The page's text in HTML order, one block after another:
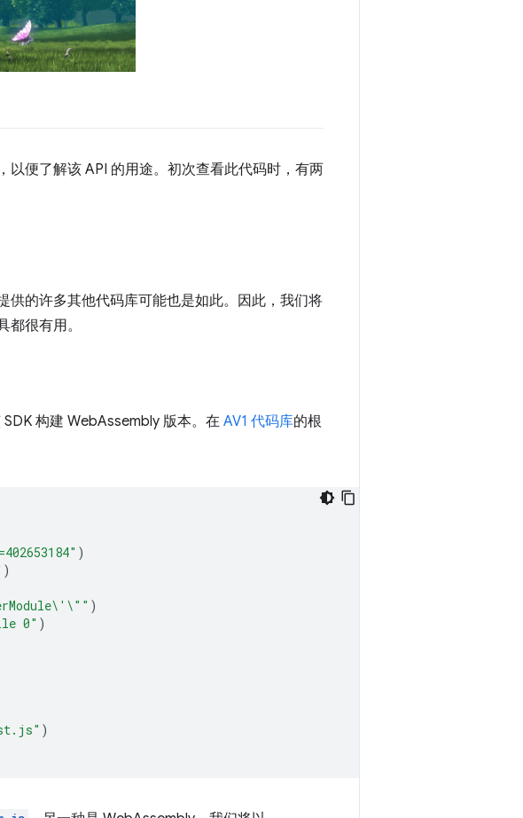
便了解该 API 的用途。初次查看此代码时，有两
供的许多其他代码库可能也是如此。因此，我们将
很有用。
SDK 构建 WebAssembly 版本。在 AV1 代码库的根
)
)
\'\" " )
0" )
)